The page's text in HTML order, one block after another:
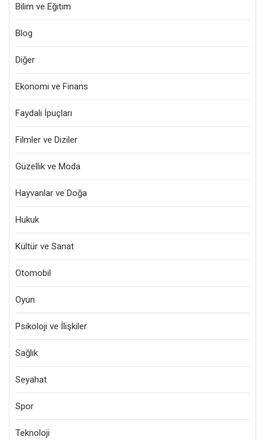
Bilim ve Eğitim
Blog
Diğer
Ekonomi ve Finans
Faydalı İpuçları
Filmler ve Diziler
Güzellik ve Moda
Hayvanlar ve Doğa
Hukuk
Kültür ve Sanat
Otomobil
Oyun
Psikoloji ve İlişkiler
Sağlık
Seyahat
Spor
Teknoloji